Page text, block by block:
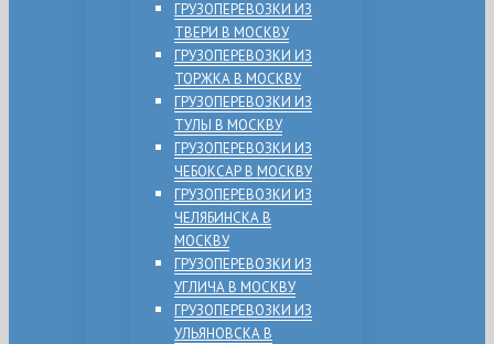
ГРУЗОПЕРЕВОЗКИ ИЗ
ТВЕРИ В МОСКВУ
ГРУЗОПЕРЕВОЗКИ ИЗ
ТОРЖКА В МОСКВУ
ГРУЗОПЕРЕВОЗКИ ИЗ
ТУЛЫ В МОСКВУ
ГРУЗОПЕРЕВОЗКИ ИЗ
ЧЕБОКСАР В МОСКВУ
ГРУЗОПЕРЕВОЗКИ ИЗ
ЧЕЛЯБИНСКА В
МОСКВУ
ГРУЗОПЕРЕВОЗКИ ИЗ
УГЛИЧА В МОСКВУ
ГРУЗОПЕРЕВОЗКИ ИЗ
УЛЬЯНОВСКА В